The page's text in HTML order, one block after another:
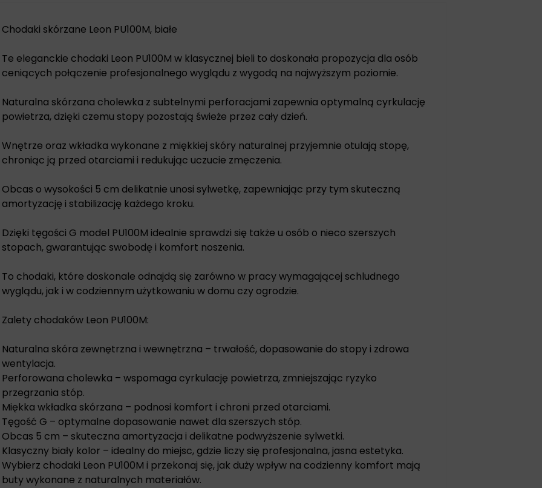
Chodaki skórzane Leon PU100M, białe
Te eleganckie chodaki Leon PU100M w klasycznej bieli to doskonała propozycja dla osób
ceniących połączenie profesjonalnego wyglądu z wygodą na najwyższym poziomie.
Naturalna skórzana cholewka z subtelnymi perforacjami zapewnia optymalną cyrkulację
powietrza, dzięki czemu stopy pozostają świeże przez cały dzień.
Wnętrze oraz wkładka wykonane z miękkiej skóry naturalnej przyjemnie otulają stopę,
chroniąc ją przed otarciami i redukując uczucie zmęczenia.
Obcas o wysokości 5 cm delikatnie unosi sylwetkę, zapewniając przy tym skuteczną
amortyzację i stabilizację każdego kroku.
Dzięki tęgości G model PU100M idealnie sprawdzi się także u osób o nieco szerszych
stopach, gwarantując swobodę i komfort noszenia.
To chodaki, które doskonale odnajdą się zarówno w pracy wymagającej schludnego
wyglądu, jak i w codziennym użytkowaniu w domu czy ogrodzie.
Zalety chodaków Leon PU100M:
Naturalna skóra zewnętrzna i wewnętrzna – trwałość, dopasowanie do stopy i zdrowa
wentylacja.
Perforowana cholewka – wspomaga cyrkulację powietrza, zmniejszając ryzyko
przegrzania stóp.
Miękka wkładka skórzana – podnosi komfort i chroni przed otarciami.
Tęgość G – optymalne dopasowanie nawet dla szerszych stóp.
Obcas 5 cm – skuteczna amortyzacja i delikatne podwyższenie sylwetki.
Klasyczny biały kolor – idealny do miejsc, gdzie liczy się profesjonalna, jasna estetyka.
Wybierz chodaki Leon PU100M i przekonaj się, jak duży wpływ na codzienny komfort mają
buty wykonane z naturalnych materiałów.